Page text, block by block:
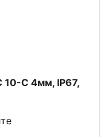
10-С 4мм, IP67,